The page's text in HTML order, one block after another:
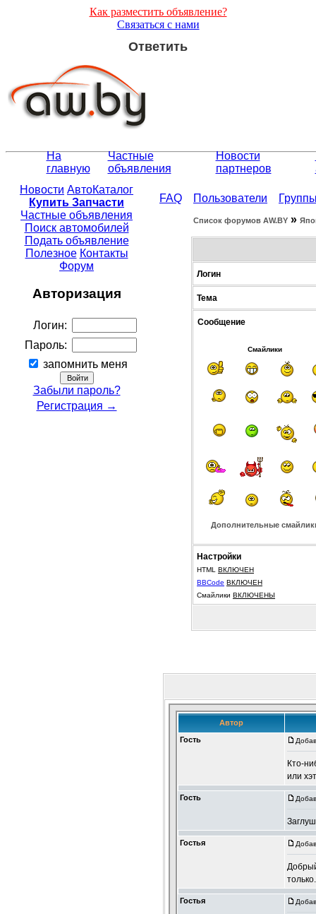
Как разместить объявление?
Связаться с нами
Ответить
На
главную
Частные
объявления
Новости
партнеров
Новости АвтоКаталог
Купить Запчасти
Частные объявления
Поиск автомобилей
Подать объявление
Полезное Контакты
Форум
Авторизация
Логин:
Пароль:
запомнить меня
Забыли пароль?
Регистрация →
FAQ Пользователи
Список форумов АW.BY »
Логин
Тема
Сообщение
Смайлики
Дополнительные
Настройки
HTML ВКЛЮЧЕН
BBCode ВКЛЮЧЕН
Смайлики ВКЛЮЧЕНЫ